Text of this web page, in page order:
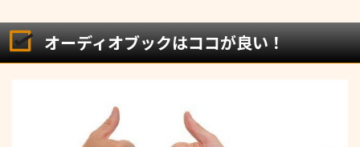
オーディオブックはココが良い！